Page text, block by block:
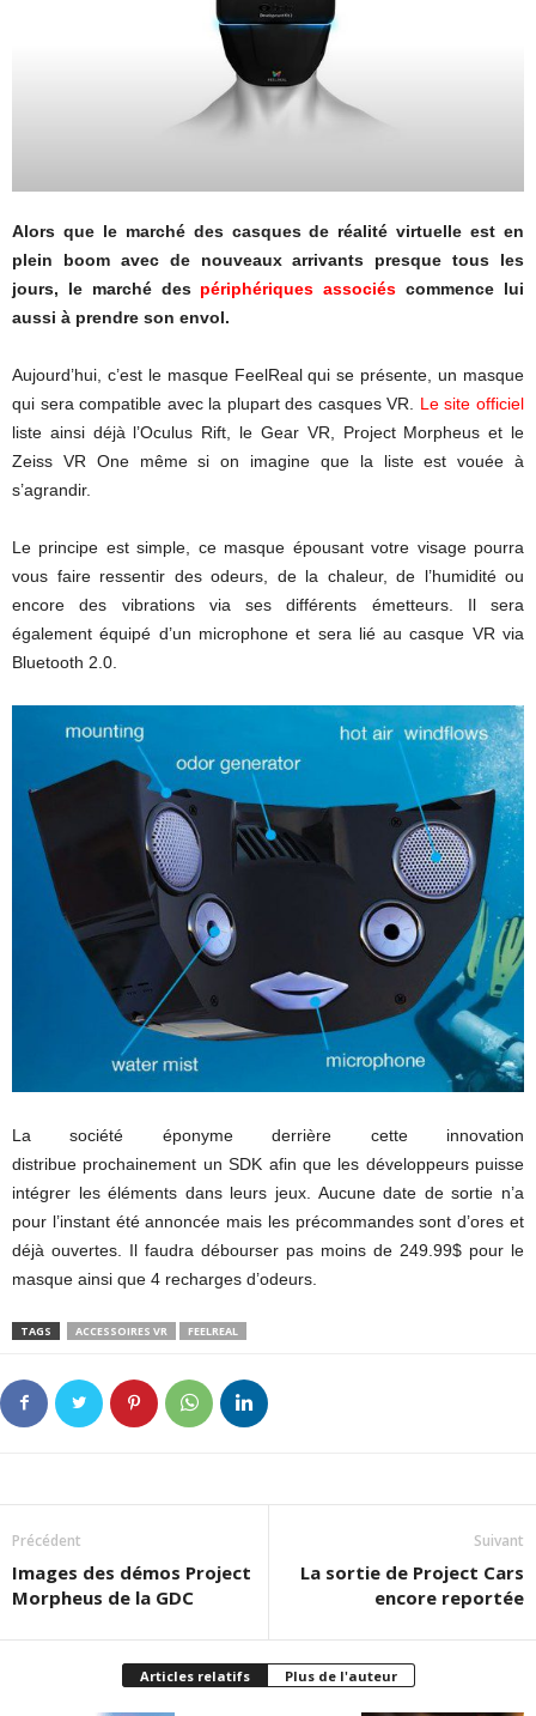
Alors que le marché des casques de réalité virtuelle est en
plein boom avec de nouveaux arrivants presque tous les
jours, le marché des périphériques associés commence lui
aussi à prendre son envol.
Aujourd’hui, c’est le masque FeelReal qui se présente, un masque
qui sera compatible avec la plupart des casques VR. Le site officiel
liste ainsi déjà l’Oculus Rift, le Gear VR, Project Morpheus et le
Zeiss VR One même si on imagine que la liste est vouée à
s’agrandir.
Le principe est simple, ce masque épousant votre visage pourra
vous faire ressentir des odeurs, de la chaleur, de l’humidité ou
encore des vibrations via ses différents émetteurs. Il sera
également équipé d’un microphone et sera lié au casque VR via
Bluetooth 2.0.
La société éponyme derrière cette innovation
distribue prochainement un SDK afin que les développeurs puisse
intégrer les éléments dans leurs jeux. Aucune date de sortie n’a
pour l’instant été annoncée mais les précommandes sont d’ores et
déjà ouvertes. Il faudra débourser pas moins de 249.99$ pour le
masque ainsi que 4 recharges d’odeurs.
TAGS ACCESSOIRES VR FEELREAL
Précédent
Images des démos Project
Morpheus de la GDC
Suivant
La sortie de Project Cars
encore reportée
Articles relatifs Plus de l'auteur